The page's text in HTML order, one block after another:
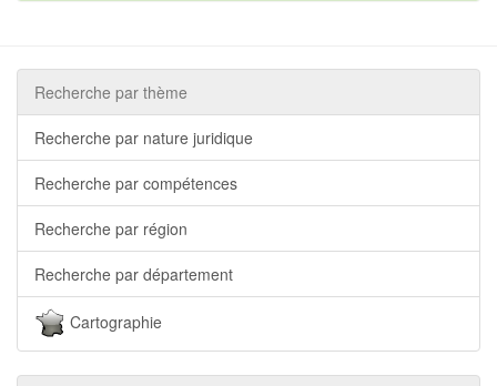
Recherche par thème
Recherche par nature juridique
Recherche par compétences
Recherche par région
Recherche par département
Cartographie